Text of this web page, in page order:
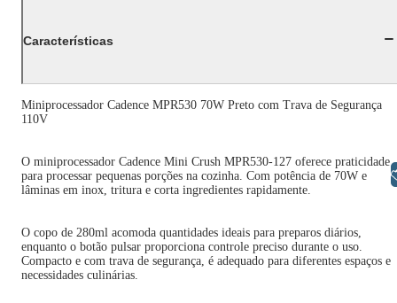
Características
Miniprocessador Cadence MPR530 70W Preto com Trava de Segurança
110V
O miniprocessador Cadence Mini Crush MPR530-127 oferece praticidade
para processar pequenas porções na cozinha. Com potência de 70W e
lâminas em inox, tritura e corta ingredientes rapidamente.
O copo de 280ml acomoda quantidades ideais para preparos diários,
enquanto o botão pulsar proporciona controle preciso durante o uso.
Compacto e com trava de segurança, é adequado para diferentes espaços e
necessidades culinárias.
Libras